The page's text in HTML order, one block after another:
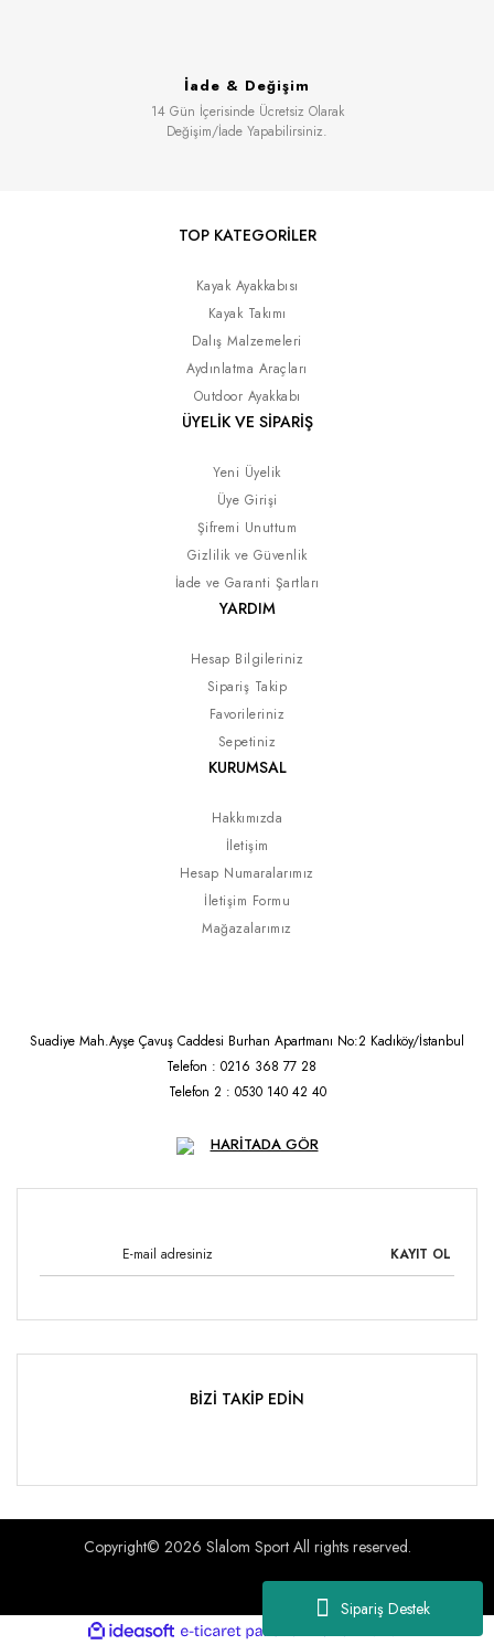
Sipariş Destek
İade & Değişim
14 Gün İçerisinde Ücretsiz Olarak
Değişim/İade Yapabilirsiniz.
TOP KATEGORİLER
Kayak Ayakkabısı
Kayak Takımı
Dalış Malzemeleri
Aydınlatma Araçları
Outdoor Ayakkabı
ÜYELİK VE SİPARİŞ
Yeni Üyelik
Üye Girişi
Şifremi Unuttum
Gizlilik ve Güvenlik
İade ve Garanti Şartları
YARDIM
Hesap Bilgileriniz
Sipariş Takip
Favorileriniz
Sepetiniz
KURUMSAL
Hakkımızda
İletişim
Hesap Numaralarımız
İletişim Formu
Mağazalarımız
Suadiye Mah.Ayşe Çavuş Caddesi Burhan Apartmanı No:2 Kadıköy/İstanbul
Telefon : 0216 368 77 28
Telefon 2 : 0530 140 42 40
HARİTADA GÖR
KAYIT OL
BİZİ TAKİP EDİN
Copyright© 2026 Slalom Sport All rights reserved.
ideasoft